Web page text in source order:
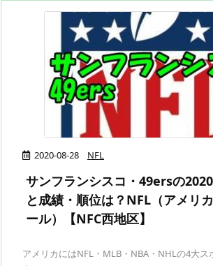
2020-08-28 NFL
サンフランシスコ・49ersの
と成績・順位は？NFL（アメリ
ール）【NFC西地区】
アメリカにはNFL・MLB・NBA・NHLの4大ス